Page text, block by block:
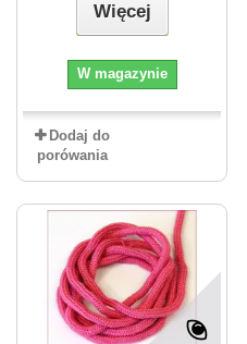
Więcej
W magazynie
Dodaj do
porówania